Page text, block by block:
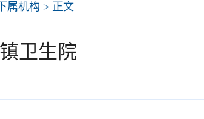
下属机构 > 正文
卫生院